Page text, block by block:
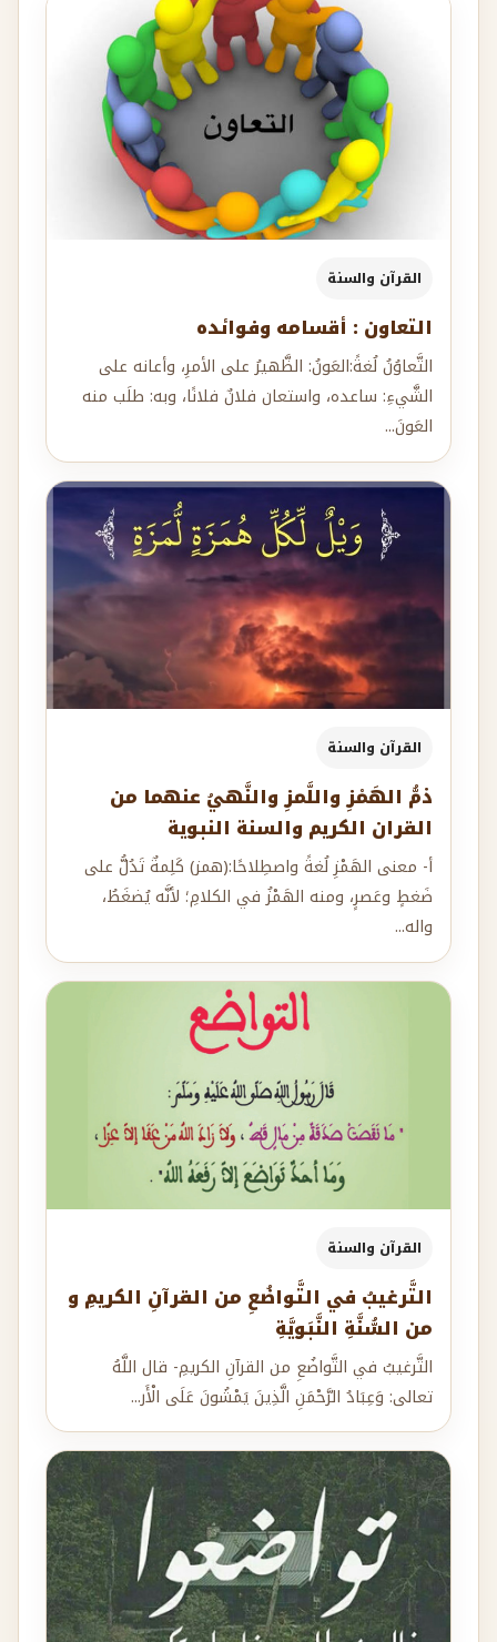
القرآن والسنة
التعاون : أقسامه وفوائده
التَّعاوُنُ لُغةً:العَونُ: الظَّهيرُ على الأمرِ، وأعانه على
الشَّيءِ: ساعده، واستعان فلانٌ فلانًا، وبه: طلَب منه
العَونَ...
القرآن والسنة
ذمُّ الهَمْزِ واللَّمزِ والنَّهيُ عنهما من
القران الكريم والسنة النبوية
أ- معنى الهَمْزِ لُغةً واصطِلاحًا:(همز) كَلِمةٌ تَدُلُّ على
ضَغطٍ وعَصرٍ، ومنه الهَمْزُ في الكلامِ؛ لأنَّه يُضغَطُ،
واله...
القرآن والسنة
التَّرغيبُ في التَّواضُعِ من القرآنِ الكريمِ و
من السُّنَّةِ النَّبَويَّةِ
التَّرغيبُ في التَّواضُعِ من القرآنِ الكريمِ- قال اللَّهُ
تعالى: وَعِبَادُ الرَّحْمَنِ الَّذِينَ يَمْشُونَ عَلَى الْأَر...